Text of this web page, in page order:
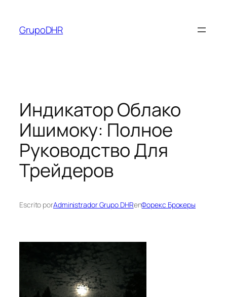
contenido
GrupoDHR
Индикатор Облако
Ишимоку: Полное
Руководство Для
Трейдеров
Escrito porAdministrador Grupo DHRenФорекс Брокеры